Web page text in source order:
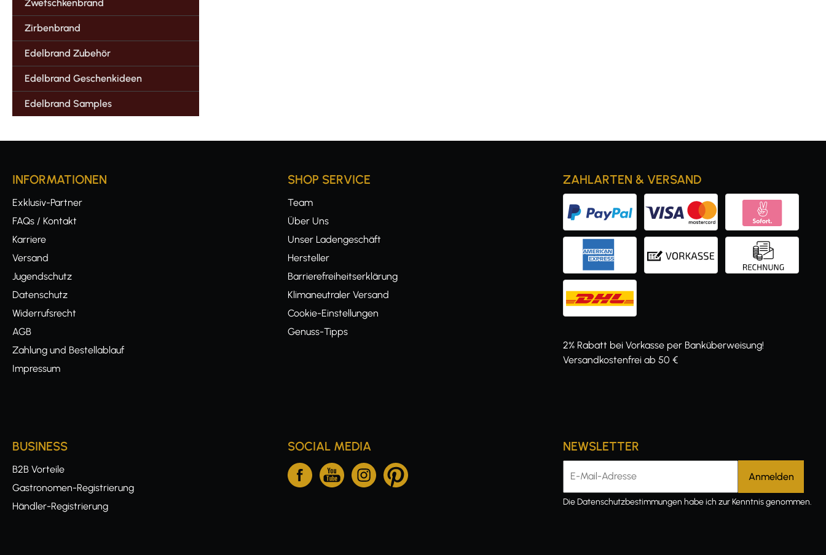
Zwetschkenbrand
Zirbenbrand
Edelbrand Zubehör
Edelbrand Geschenkideen
Edelbrand Samples
INFORMATIONEN
Exklusiv-Partner
FAQs / Kontakt
Karriere
Versand
Jugendschutz
Datenschutz
Widerrufsrecht
AGB
Zahlung und Bestellablauf
Impressum
SHOP SERVICE
Team
Über Uns
Unser Ladengeschäft
Hersteller
Barrierefreiheitserklärung
Klimaneutraler Versand
Cookie-Einstellungen
Genuss-Tipps
ZAHLARTEN & VERSAND
2% Rabatt bei Vorkasse per Banküberweisung!
Versandkostenfrei ab 50 €
BUSINESS
B2B Vorteile
Gastronomen-Registrierung
Händler-Registrierung
SOCIAL MEDIA NEWSLETTER
E-Mail-Adresse
DieDatenschutzbestimmungen habe ich zur Kenntnis genommen.